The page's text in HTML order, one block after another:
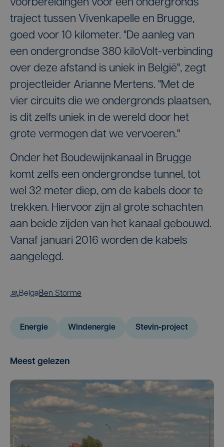
voorbereidingen voor een ondergronds
traject tussen Vivenkapelle en Brugge,
goed voor 10 kilometer. "De aanleg van
een ondergrondse 380 kiloVolt-verbinding
over deze afstand is uniek in België", zegt
projectleider Arianne Mertens. "Met de
vier circuits die we ondergronds plaatsen,
is dit zelfs uniek in de wereld door het
grote vermogen dat we vervoeren."
Onder het Boudewijnkanaal in Brugge
komt zelfs een ondergrondse tunnel, tot
wel 32 meter diep, om de kabels door te
trekken. Hiervoor zijn al grote schachten
aan beide zijden van het kanaal gebouwd.
Vanaf januari 2016 worden de kabels
aangelegd.
BelgaBen Storme
Energie Windenergie Stevin-project
Meest gelezen